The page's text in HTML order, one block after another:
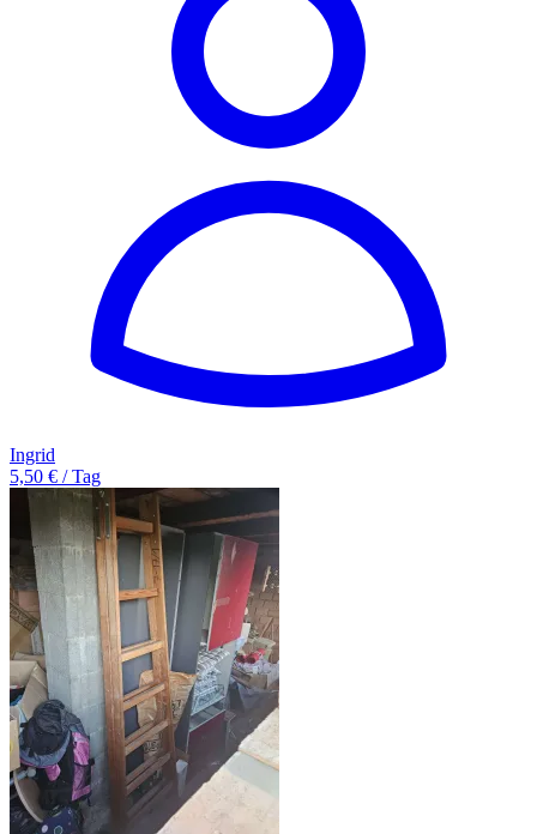
Ingrid
5,50 € / Tag